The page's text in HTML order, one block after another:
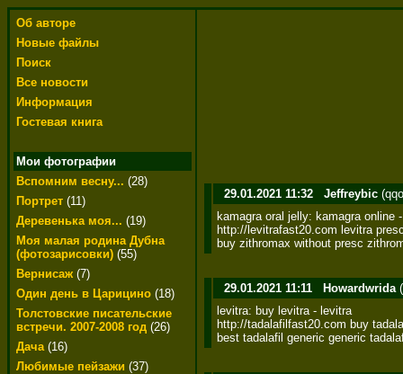
Об авторе
Новые файлы
Поиск
Все новости
Информация
Гостевая книга
Мои фотографии
Вспомним весну... (28)
Портрет (11)
Деревенька моя... (19)
Моя малая родина Дубна
(фотозарисовки) (55)
Вернисаж (7)
Один день в Царицино (18)
Толстовские писательские
встречи. 2007-2008 год (26)
Дача(16)
Любимые пейзажи (37)
29.01.2021 11:32 Jeffreybic
kamagra oral jelly: kamagra online
http://levitrafast20.com levitra
buy zithromax without presc
29.01.2021 11:11 Howardwrida
levitra: buy levitra - levitra
http://tadalafilfast20.com buy
best tadalafil generic generic